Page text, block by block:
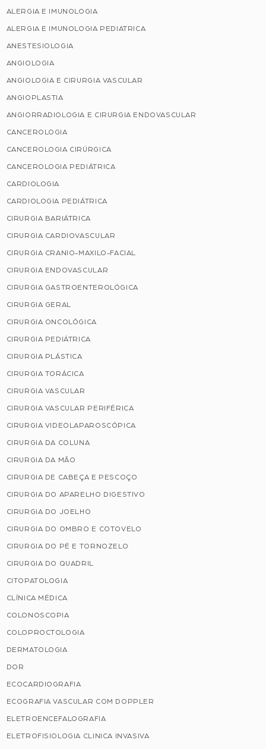
ALERGIA E IMUNOLOGIA
ALERGIA E IMUNOLOGIA PEDIATRICA
ANESTESIOLOGIA
ANGIOLOGIA
ANGIOLOGIA E CIRURGIA VASCULAR
ANGIOPLASTIA
ANGIORRADIOLOGIA E CIRURGIA ENDOVASCULAR
CANCEROLOGIA
CANCEROLOGIA CIRÚRGICA
CANCEROLOGIA PEDIÁTRICA
CARDIOLOGIA
CARDIOLOGIA PEDIÁTRICA
CIRURGIA BARIÁTRICA
CIRURGIA CARDIOVASCULAR
CIRURGIA CRANIO-MAXILO-FACIAL
CIRURGIA ENDOVASCULAR
CIRURGIA GASTROENTEROLÓGICA
CIRURGIA GERAL
CIRURGIA ONCOLÓGICA
CIRURGIA PEDIÁTRICA
CIRURGIA PLÁSTICA
CIRURGIA TORÁCICA
CIRURGIA VASCULAR
CIRURGIA VASCULAR PERIFÉRICA
CIRURGIA VIDEOLAPAROSCÓPICA
CIRURGIA DA COLUNA
CIRURGIA DA MÃO
CIRURGIA DE CABEÇA E PESCOÇO
CIRURGIA DO APARELHO DIGESTIVO
CIRURGIA DO JOELHO
CIRURGIA DO OMBRO E COTOVELO
CIRURGIA DO PÉ E TORNOZELO
CIRURGIA DO QUADRIL
CITOPATOLOGIA
CLÍNICA MÉDICA
COLONOSCOPIA
COLOPROCTOLOGIA
DERMATOLOGIA
DOR
ECOCARDIOGRAFIA
ECOGRAFIA VASCULAR COM DOPPLER
ELETROENCEFALOGRAFIA
ELETROFISIOLOGIA CLINICA INVASIVA